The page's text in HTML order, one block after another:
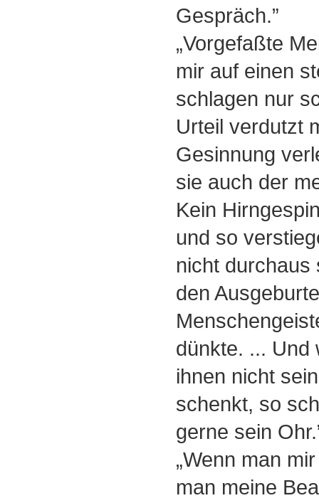
Gespräch.”
„Vorgefaßte
mir auf einen
schlagen nur
Urteil verdutzt
Gesinnung
sie auch der
Kein
und so
nicht durchaus
den
dünkte. ... Und
ihnen nicht
schenkt, so
gerne sein
„Wenn man
man meine